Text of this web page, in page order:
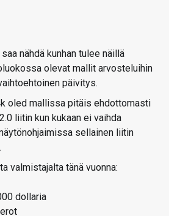
nähdä kunhan tulee näillä
olevat mallit arvosteluihin
päivitys.
oled mallissa pitäis ehdottomasti
liitin kun kukaan ei vaihda
sellainen liitin
valmistajalta tänä vuonna:
dollaria